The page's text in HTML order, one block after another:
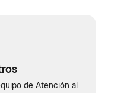
de Atención al